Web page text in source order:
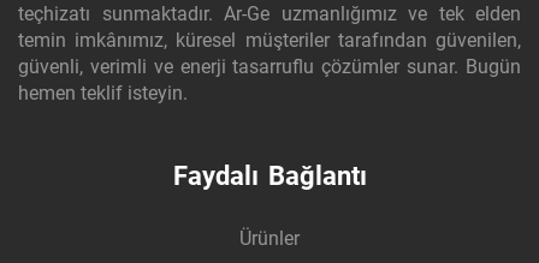
teçhizatı sunmaktadır. Ar-Ge uzmanlığımız ve tek elden
temin imkânımız, küresel müşteriler tarafından güvenilen,
güvenli, verimli ve enerji tasarruflu çözümler sunar. Bugün
hemen teklif isteyin.
Faydalı Bağlantı
Ürünler